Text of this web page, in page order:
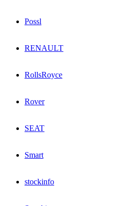
Possl
RENAULT
RollsRoyce
Rover
SEAT
Smart
stockinfo